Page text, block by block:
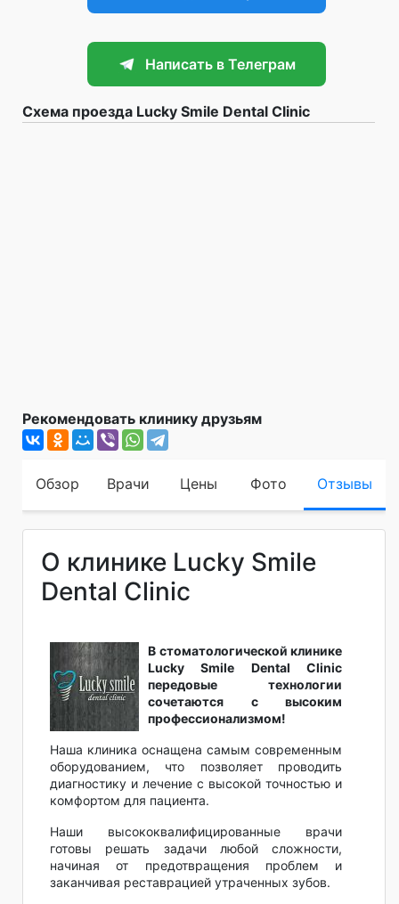
Написать в Телеграм
Схема проезда Lucky Smile Dental Clinic
Рекомендовать клинику друзьям
Обзор Врачи Цены Фото Отзывы
О клинике Lucky Smile
Dental Clinic
В стоматологической клинике
Lucky Smile Dental Clinic
передовые технологии
сочетаются с высоким
профессионализмом!
Наша клиника оснащена самым современным
оборудованием, что позволяет проводить
диагностику и лечение с высокой точностью и
комфортом для пациента.
Наши высококвалифицированные врачи
готовы решать задачи любой сложности,
начиная от предотвращения проблем и
заканчивая реставрацией утраченных зубов.